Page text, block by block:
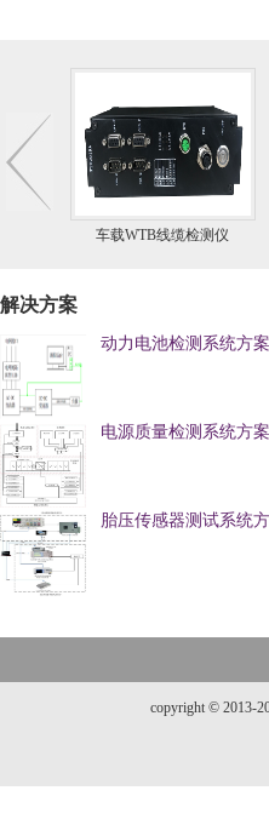
车载WTB线缆检测仪
解决方案
动力电池检测系统方案
电源质量检测系统方案
胎压传感器测试系统
copyright © 2013-